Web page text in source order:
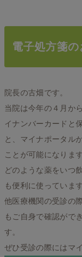
電子処方箋
院長の古畑です。
当院は今年の４月か
イナンバーカードと
と、マイナポータル
ことが可能になります
どのような薬をいつ
も便利に使っています
他医療機関の受診の
もご自身で確認がで
す。
ぜひ受診の際にはマ